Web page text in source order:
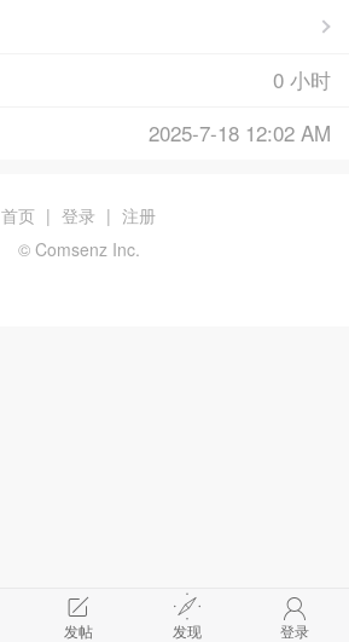
0 小时
2025-7-18 12:02 AM
发帖 发现 登录
首页 | 登录 | 注册
© Comsenz Inc.